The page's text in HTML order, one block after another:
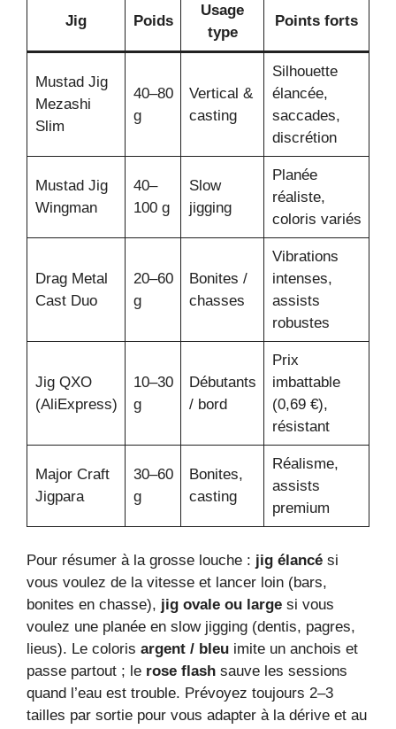
Jig Poids
Usage
type
Points forts
Mustad Jig
Mezashi
Slim
40–80
g
Vertical &
casting
Silhouette
élancée,
saccades,
discrétion
Mustad Jig
Wingman
40–
100 g
Slow
jigging
Planée
réaliste,
coloris variés
Drag Metal
Cast Duo
20–60
g
Bonites /
chasses
Vibrations
intenses,
assists
robustes
Jig QXO
(AliExpress)
10–30
g
Débutants
/ bord
Prix
imbattable
(0,69 €),
résistant
Major Craft
Jigpara
30–60
g
Bonites,
casting
Réalisme,
assists
premium
Pour résumer à la grosse louche : jig élancé si
vous voulez de la vitesse et lancer loin (bars,
bonites en chasse), jig ovale ou large si vous
voulez une planée en slow jigging (dentis, pagres,
lieus). Le coloris argent / bleu imite un anchois et
passe partout ; le rose flash sauve les sessions
quand l’eau est trouble. Prévoyez toujours 2–3
tailles par sortie pour vous adapter à la dérive et au